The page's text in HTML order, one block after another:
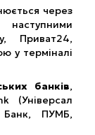
через
Приват24,
у терміналі
банків,
(Універсал
ПУМБ,